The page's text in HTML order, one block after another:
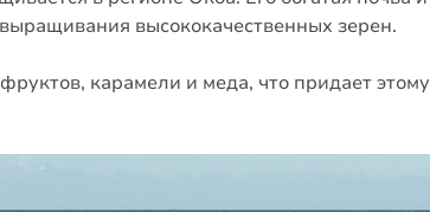
высококачественных зерен.
карамели и меда, что придает этому